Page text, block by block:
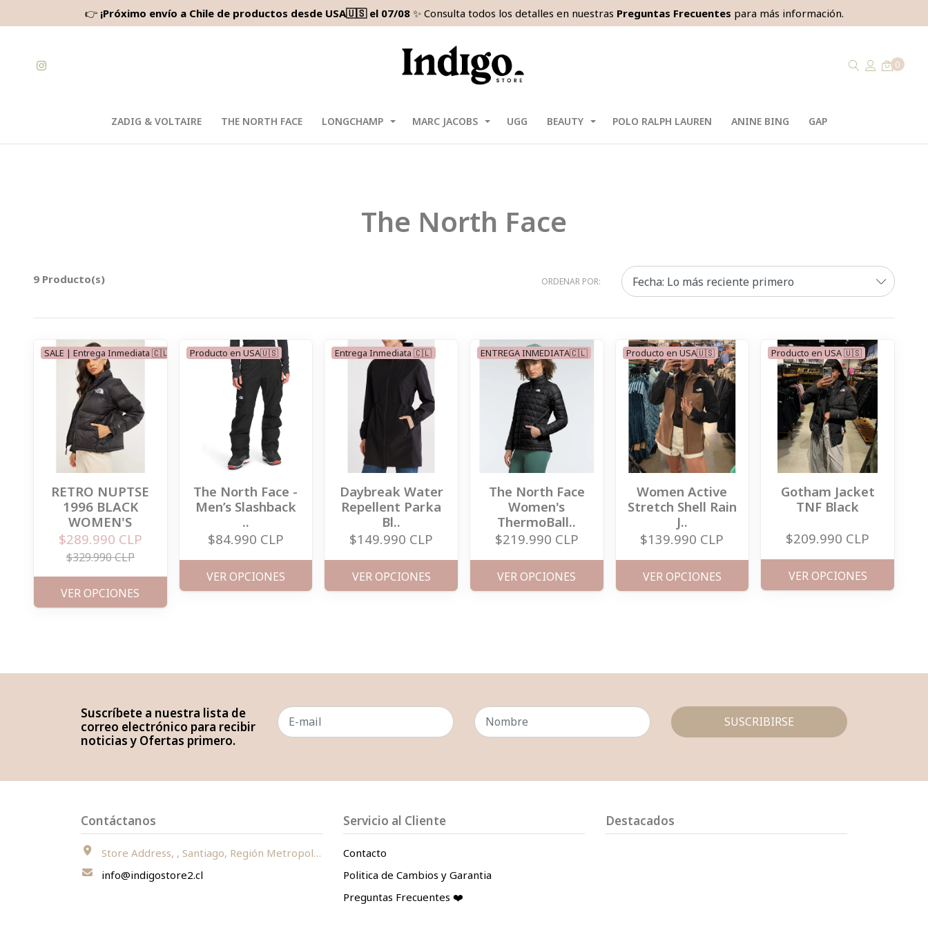
👉 ¡Próximo envío a Chile de productos desde USA🇺🇸 el 07/08✨ Consulta todos los detalles en nuestras Preguntas Frecuentes para más información.
0
ZADIG & VOLTAIRE THE NORTH FACE LONGCHAMP MARC JACOBS UGG BEAUTY POLO RALPH LAUREN ANINE BING GAP
The North Face
9 Producto(s) ORDENAR POR:
SALE | Entrega Inmediata 🇨🇱
RETRO NUPTSE
1996 BLACK
WOMEN'S
$289.990 CLP
$329.990 CLP
VER OPCIONES
Producto en USA🇺🇸
The North Face -
Men’s Slashback
..
$84.990 CLP
VER OPCIONES
Entrega Inmediata 🇨🇱
Daybreak Water
Repellent Parka
Bl..
$149.990 CLP
VER OPCIONES
ENTREGA INMEDIATA🇨🇱
The North Face
Women's
ThermoBall..
$219.990 CLP
VER OPCIONES
Producto en USA🇺🇸
Women Active
Stretch Shell Rain
J..
$139.990 CLP
VER OPCIONES
Producto en USA 🇺🇸
Gotham Jacket
TNF Black
$209.990 CLP
VER OPCIONES
Suscríbete a nuestra lista de
correo electrónico para recibir
noticias y Ofertas primero.
SUSCRIBIRSE
Contáctanos
Store Address, , Santiago, Región Metropolitana, Chile
info@indigostore2.cl
Servicio al Cliente
Contacto
Politica de Cambios y Garantia
Preguntas Frecuentes ❤️
Destacados